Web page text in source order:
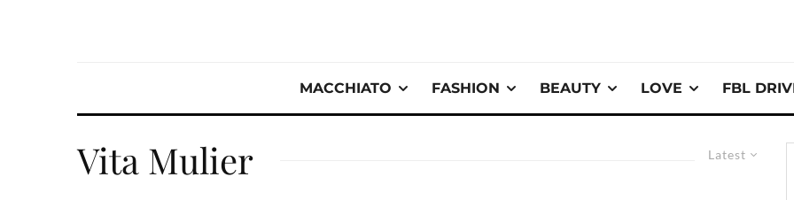
MACCHIATO FASHION BEAUTY LOVE FBL
Latest
Vita Mulier